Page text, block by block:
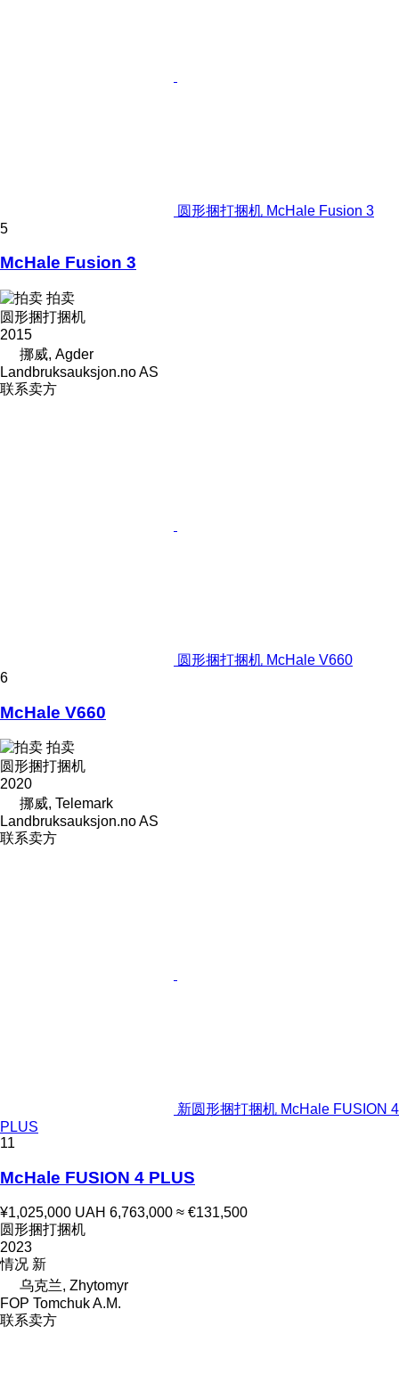
圆形捆打捆机 McHale Fusion 3
5
McHale Fusion 3
拍卖
圆形捆打捆机
2015
挪威, Agder
Landbruksauksjon.no AS
联系卖方
圆形捆打捆机 McHale V660
6
McHale V660
拍卖
圆形捆打捆机
2020
挪威, Telemark
Landbruksauksjon.no AS
联系卖方
新圆形捆打捆机 McHale FUSION 4
PLUS
11
McHale FUSION 4 PLUS
¥1,025,000 UAH 6,763,000 ≈ €131,500
圆形捆打捆机
2023
情况 新
乌克兰, Zhytomyr
FOP Tomchuk A.M.
联系卖方